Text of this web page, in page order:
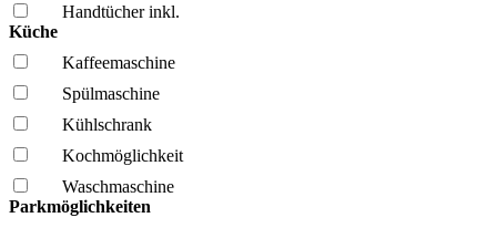
Handtücher inkl.
Küche
Kaffee­maschine
Spül­maschine
Kühl­schrank
Kochmöglich­keit
Wasch­maschine
Parkmöglichkeiten